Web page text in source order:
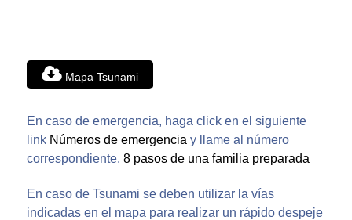
Mapa Tsunami
En caso de emergencia, haga click en el siguiente
link Números de emergencia y llame al número
correspondiente. 8 pasos de una familia preparada
En caso de Tsunami se deben utilizar la vías
indicadas en el mapa para realizar un rápido despeje